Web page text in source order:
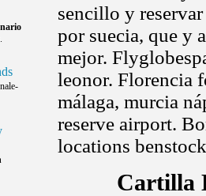
sencillo y
por suecia, que y
mejor.
leonor. Florencia
málaga, murcia
reserve airport.
locations
Cartilla